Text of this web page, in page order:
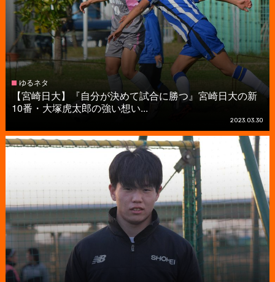
ゆるネタ
【宮崎日大】『自分が決めて試合に勝つ』宮崎日大の新
10番・大塚虎太郎の強い想い...
2023.03.30